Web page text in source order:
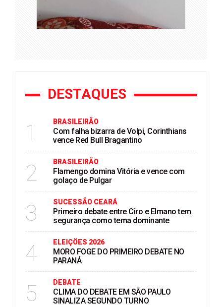
DESTAQUES
1 BRASILEIRÃO
Com falha bizarra de Volpi, Corinthians
vence Red Bull Bragantino
2 BRASILEIRÃO
Flamengo domina Vitória e vence com
golaço de Pulgar
3 SUCESSÃO CEARÁ
Primeiro debate entre Ciro e Elmano tem
segurança como tema dominante
4 ELEIÇÖES 2026
MORO FOGE DO PRIMEIRO DEBATE NO
PARANÁ
5 DEBATE
CLIMA DO DEBATE EM SÃO PAULO
SINALIZA SEGUNDO TURNO